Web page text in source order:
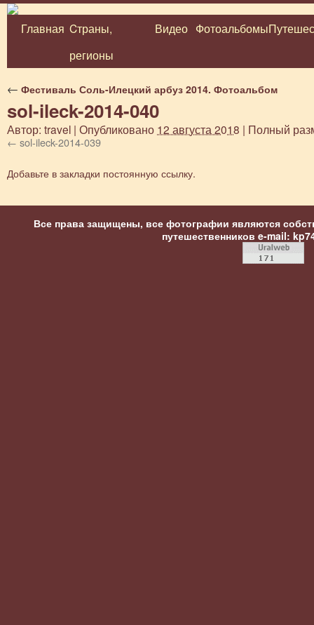
Перейти
Главная Cтраны,
регионы
Видео Фотоальбомы
← Фестиваль Соль-Илецкий арбуз 2014. Фотоальбом
sol-ileck-2014-040
Автор: travel | Опубликовано 12 августа 2018 | Полный
sol-ileck-2014-039
Добавьте в закладки постоянную ссылку.
Все права защищены, все фотографии являются
путешественников e-mail: